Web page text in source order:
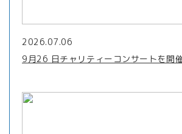
2026.07.06
9月26 日チャリティーコンサートを開